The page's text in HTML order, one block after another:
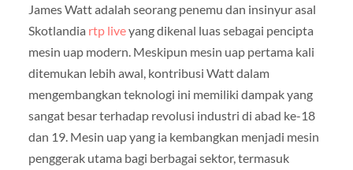
James Watt adalah seorang penemu dan insinyur asal
Skotlandia rtp liveyang dikenal luas sebagai pencipta
mesin uap modern. Meskipun mesin uap pertama kali
ditemukan lebih awal, kontribusi Watt dalam
mengembangkan teknologi ini memiliki dampak yang
sangat besar terhadap revolusi industri di abad ke-18
dan 19. Mesin uap yang ia kembangkan menjadi mesin
penggerak utama bagi berbagai sektor, termasuk